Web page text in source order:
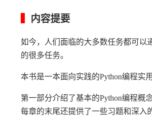
内容提要
如今，人们面临的大多数任务都可以
的很多任务。
本书是一本面向实践的Python编程实
第一部分介绍了基本的Python编程概
每章的末尾还提供了一些习题和深入